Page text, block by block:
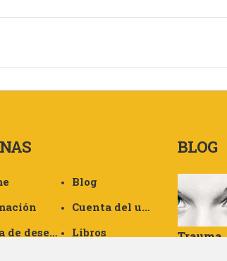
Blog
Cuenta del usuario
Lista de deseos
Libros
BLOG